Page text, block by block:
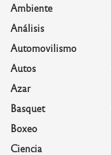
Ambiente
Análisis
Automovilismo
Autos
Azar
Basquet
Boxeo
Ciencia